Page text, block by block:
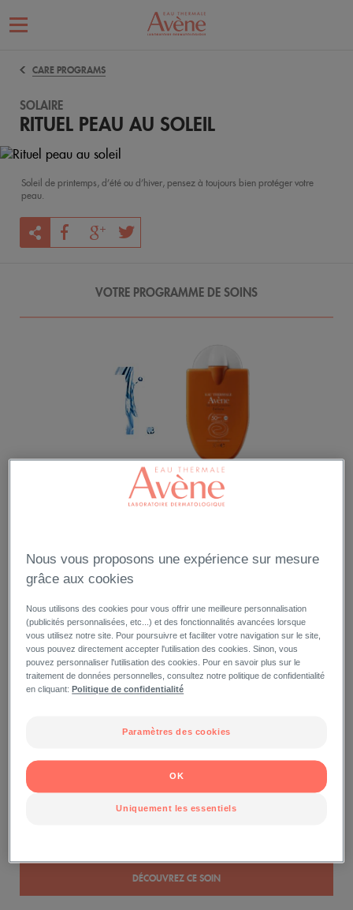
CARE PROGRAMS
SOLAIRE
RITUEL PEAU AU SOLEIL
Soleil de printemps, d’été ou d’hiver, pensez à toujours bien protéger votre
peau.
VOTRE PROGRAMME DE SOINS
DÉCOUVREZ CE SOIN
de sable… mais aussi celui des coups de soleil ; d’autant qu’en se réfléchissant
DÉCOUVREZ CE SOIN
Nous vous proposons une expérience sur mesure
grâce aux cookies
Nous utilisons des cookies pour vous offrir une meilleure personnalisation
(publicités personnalisées, etc...) et des fonctionnalités avancées lorsque
vous utilisez notre site. Pour poursuivre et faciliter votre navigation sur le site,
vous pouvez directement accepter l'utilisation des cookies. Sinon, vous
pouvez personnaliser l'utilisation des cookies. Pour en savoir plus sur le
traitement de données personnelles, consultez notre politique de confidentialité
en cliquant:Politique de confidentialité
Paramètres des cookies
Uniquement les essentiels
OK